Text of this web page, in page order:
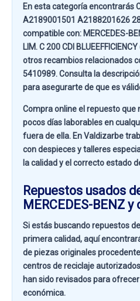
En esta categoría encontrarás
A2189001501 A2188201626
compatible con: MERCEDES-
LIM. C 200 CDI
otros recambios relacionados
5410989. Consulta la
para asegurarte de que es
Compra online el repuesto que
pocos días laborables en
fuera de ella. EnValdizarbe
con despieces y talleres
la calidad y el correcto estado
Repuestos usados
MERCEDES-BENZ
Si estás buscandorepuestos
primera calidad, aquí
de piezas originales
centros de reciclaje
han sido revisados para
económica.